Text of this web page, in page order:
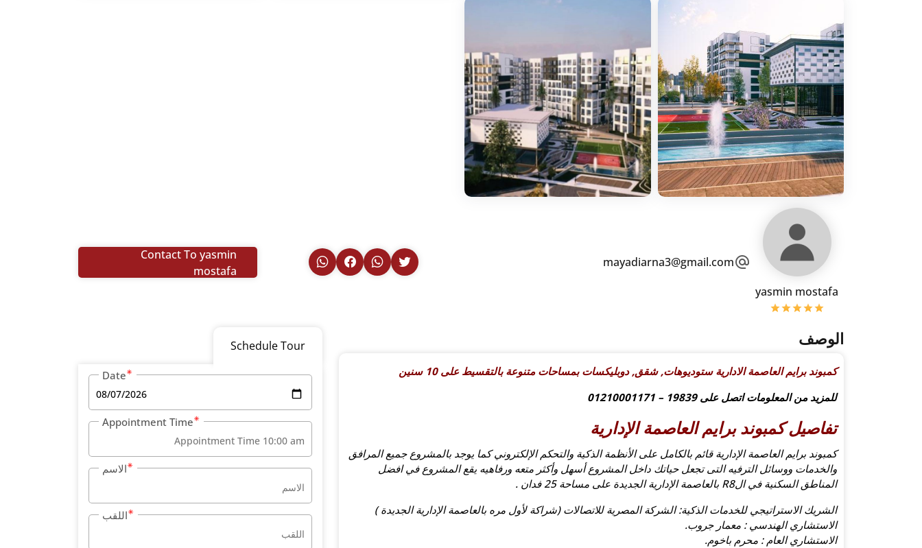
yasmin mostafa
mayadiarna3@gmail.com
Contact To yasmin
mostafa
الوصف
كمبوند برايم العاصمة الادارية ستوديوهات, شقق, دوبليكسات بمساحات متنوعة بالتقسيط على 10 سنين
للمزيد من المعلومات اتصل على 19839 – 01210001171
تفاصيل كمبوند برايم العاصمة الإدارية
كمبوند برايم العاصمة الإدارية قائم بالكامل على الأنظمة الذكية والتحكم الإلكتروني كما يوجد بالمشروع جميع المرافق
والخدمات ووسائل الترفيه التى تجعل حياتك داخل المشروع أسهل وأكثر متعه ورفاهيه يقع المشروع في افضل
المناطق السكنية في الR8 بالعاصمة الإدارية الجديدة على مساحة 25 فدان .
الشريك الاستراتيجي للخدمات الذكية: الشركة المصرية للاتصالات (شراكة لأول مره بالعاصمة الإدارية الجديدة )
الاستشاري الهندسي : معمار جروب.
الاستشاري العام : محرم باخوم.
Schedule Tour
Date
Appointment Time
الاسم
اللقب